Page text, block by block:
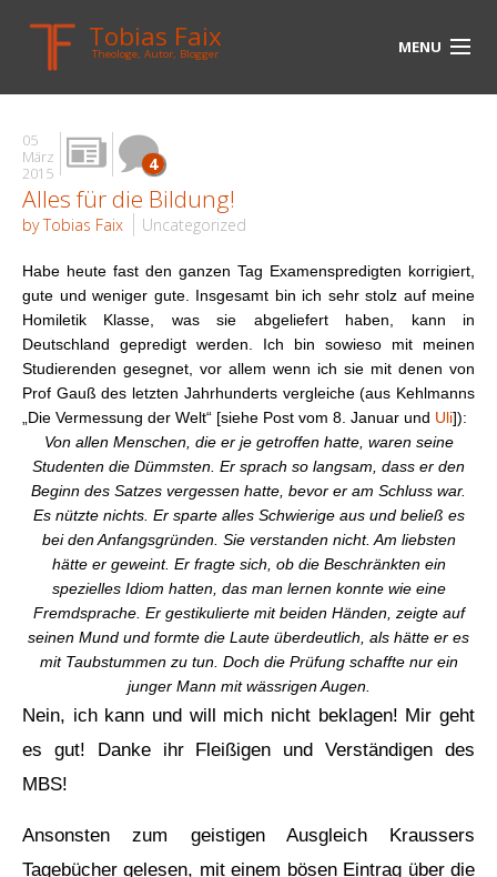
Tobias Faix
Theologe, Autor, Blogger MENU
HOME
BLOG
BIOGRAPHIE
UNTERWEGS
MEDIEN
KONTAKT
LINKS
05
März
2015
4
Alles für die Bildung!
by Tobias Faix Uncategorized
Habe heute fast den ganzen Tag Examenspredigten korrigiert,
gute und weniger gute. Insgesamt bin ich sehr stolz auf meine
Homiletik Klasse, was sie abgeliefert haben, kann in
Deutschland gepredigt werden. Ich bin sowieso mit meinen
Studierenden gesegnet, vor allem wenn ich sie mit denen von
Prof Gauß des letzten Jahrhunderts vergleiche (aus Kehlmanns
„Die Vermessung der Welt“ [siehe Post vom 8. Januar und Uli]):
Von allen Menschen, die er je getroffen hatte, waren seine
Studenten die Dümmsten. Er sprach so langsam, dass er den
Beginn des Satzes vergessen hatte, bevor er am Schluss war.
Es nützte nichts. Er sparte alles Schwierige aus und beließ es
bei den Anfangsgründen. Sie verstanden nicht. Am liebsten
hätte er geweint. Er fragte sich, ob die Beschränkten ein
spezielles Idiom hatten, das man lernen konnte wie eine
Fremdsprache. Er gestikulierte mit beiden Händen, zeigte auf
seinen Mund und formte die Laute überdeutlich, als hätte er es
mit Taubstummen zu tun. Doch die Prüfung schaffte nur ein
junger Mann mit wässrigen Augen.
Nein, ich kann und will mich nicht beklagen! Mir geht
es gut! Danke ihr Fleißigen und Verständigen des
MBS!
Ansonsten zum geistigen Ausgleich Kraussers
Tagebücher gelesen, mit einem bösen Eintrag über die